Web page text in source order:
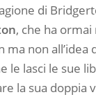
di
, che ha
ma non
le lasci le sue
la sua doppia